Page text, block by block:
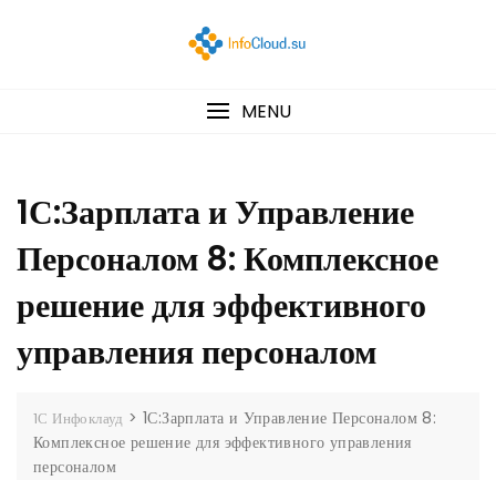
MENU
1С:Зарплата и Управление
Персоналом 8: Комплексное
решение для эффективного
управления персоналом
1С Инфоклауд >1С:Зарплата и Управление Персоналом 8:
Комплексное решение для эффективного управления
персоналом